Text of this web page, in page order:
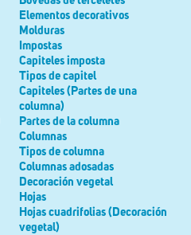
Elementos decorativos
Molduras
Impostas
Capiteles imposta
Tipos de capitel
Capiteles (Partes de una
columna)
Partes de la columna
Columnas
Tipos de columna
Columnas adosadas
Decoración vegetal
Hojas
Hojas cuadrifolias (Decoración
vegetal)